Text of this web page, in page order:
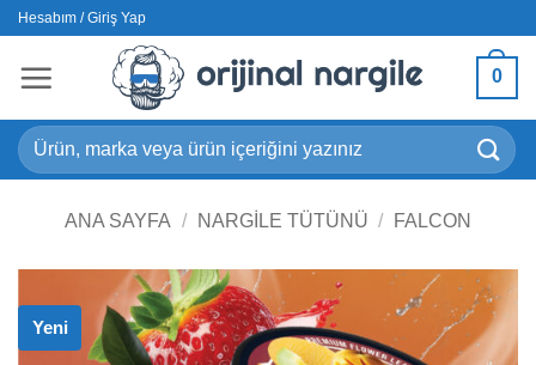
İçeriğe
Hesabım / Giriş Yap
0
Ara:
ANA SAYFA / NARGILE TÜTÜNÜ / FALCON
Yeni